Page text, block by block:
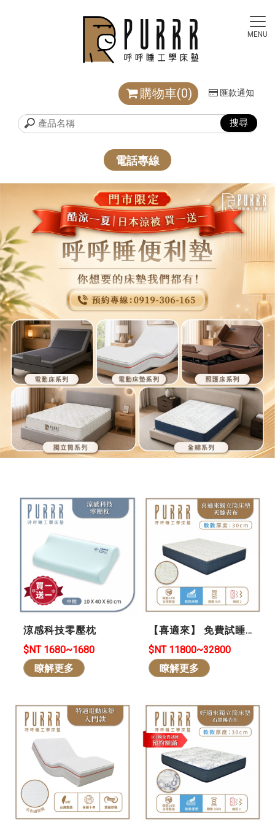
購物車(0) 匯款通知
電話專線
涼感科技零壓枕
$NT 1680~1680
瞭解更多
【喜適來】 免費試睡
101晚 *買貴退差價 *可
退/換貨-天絲涼爽怕熱
族首選
$NT 11800~32800
瞭解更多